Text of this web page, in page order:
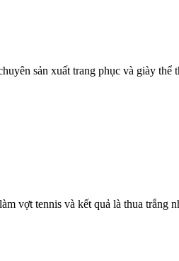
sản xuất trang phục và giày
vợt tennis và kết quả là thua